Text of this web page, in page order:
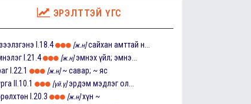
ЭРЭЛТТЭЙ ҮГС
I.18.4 [ж.н] сайхан амттай н...
I.21.4 [ж.н] эмнэх үйл; эмнэ...
I.22.1 [ж.н] ~ савар; ~ яс
II.10.1 [үй.ү] эрдэм мэдлэг ол...
I.20.3 [ж.н] хүн ~